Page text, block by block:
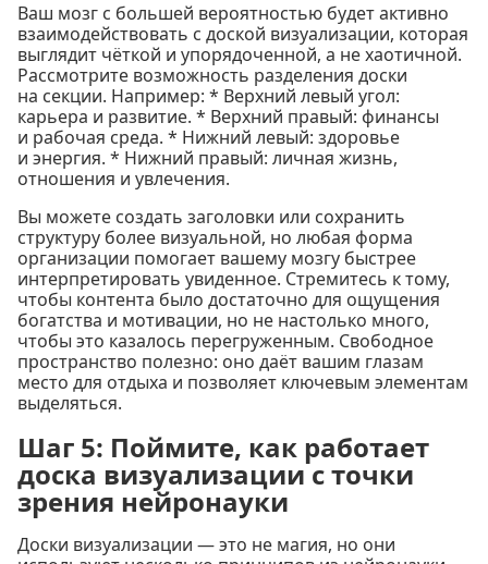
Ваш мозг с большей вероятностью будет активно
взаимодействовать с доской визуализации, которая
выглядит чёткой и упорядоченной, а не хаотичной.
Рассмотрите возможность разделения доски
на секции. Например: * Верхний левый угол:
карьера и развитие. * Верхний правый: финансы
и рабочая среда. * Нижний левый: здоровье
и энергия. * Нижний правый: личная жизнь,
отношения и увлечения.
Вы можете создать заголовки или сохранить
структуру более визуальной, но любая форма
организации помогает вашему мозгу быстрее
интерпретировать увиденное. Стремитесь к тому,
чтобы контента было достаточно для ощущения
богатства и мотивации, но не настолько много,
чтобы это казалось перегруженным. Свободное
пространство полезно: оно даёт вашим глазам
место для отдыха и позволяет ключевым элементам
выделяться.
Шаг 5: Поймите, как работает
доска визуализации с точки
зрения нейронауки
Доски визуализации — это не магия, но они